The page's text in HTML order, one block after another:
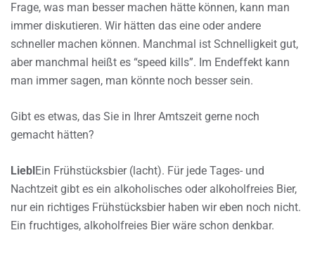
Frage, was man besser machen hätte können, kann man
immer diskutieren. Wir hätten das eine oder andere
schneller machen können. Manchmal ist Schnelligkeit gut,
aber manchmal heißt es “speed kills”. Im Endeffekt kann
man immer sagen, man könnte noch besser sein.
Gibt es etwas, das Sie in Ihrer Amtszeit gerne noch
gemacht hätten?
LieblEin Frühstücksbier (lacht). Für jede Tages- und
Nachtzeit gibt es ein alkoholisches oder alkoholfreies Bier,
nur ein richtiges Frühstücksbier haben wir eben noch nicht.
Ein fruchtiges, alkoholfreies Bier wäre schon denkbar.